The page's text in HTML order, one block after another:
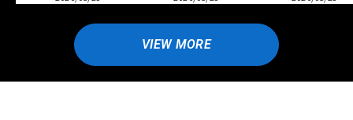
VIEW MORE